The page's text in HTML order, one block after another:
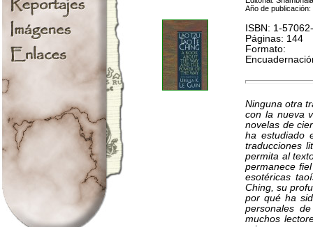
Año de publicación:
ISBN: 1-
Páginas: 144
Formato:
Ninguna otra
con la nueva
novelas de
ha estudiado
traducciones
permita al
permanece
esotéricas
Ching, su
por qué ha
personales
muchos